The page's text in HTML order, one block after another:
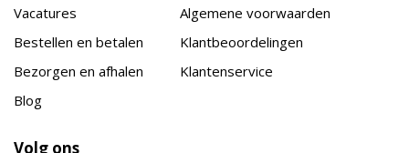
Vacatures
Bestellen en betalen
Bezorgen en afhalen
Blog
Algemene voorwaarden
Klantbeoordelingen
Klantenservice
Volg ons